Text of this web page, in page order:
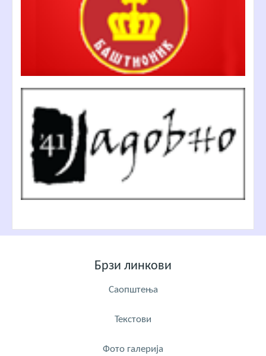
Брзи линкови
Саопштења
Текстови
Фото галерија